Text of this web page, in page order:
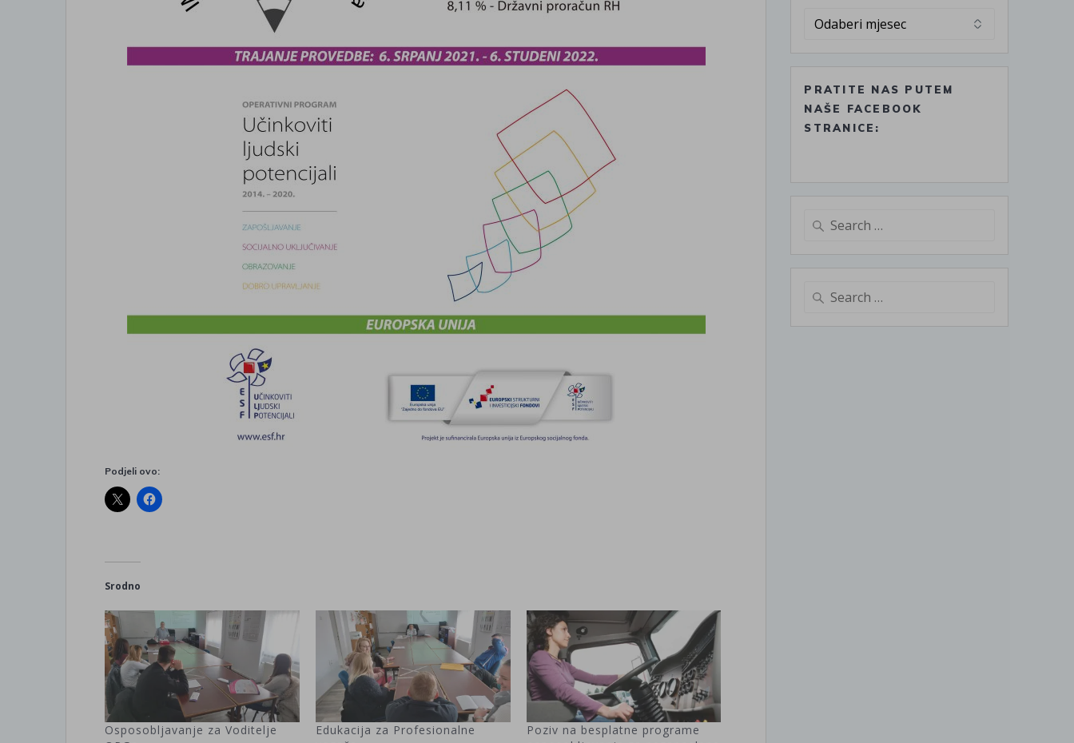
Podjeli ovo:
Srodno
Osposobljavanje za Voditelje
Edukacija za Profesionalne
Poziv na besplatne programe
Arhiva
PRATITE NAS PUTEM
NAŠE FACEBOOK
STRANICE:
Search
Search